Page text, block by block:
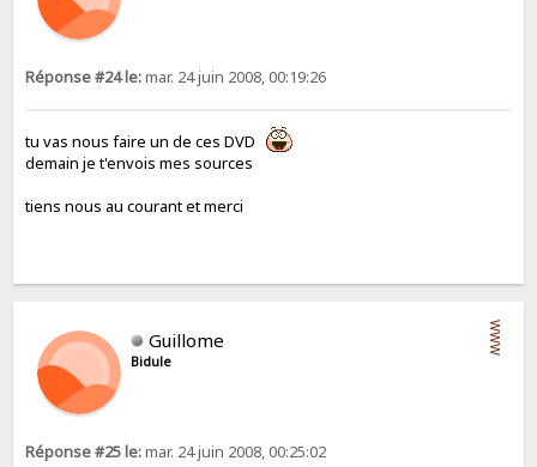
Réponse #24 le:mar. 24 juin 2008, 00:19:26
tu vas nous faire un de ces DVD
demain je t'envois mes sources
tiens nous au courant et merci
Guillome
Bidule
WWW
Réponse #25 le:mar. 24 juin 2008, 00:25:02